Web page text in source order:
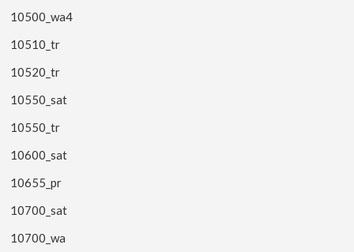
10500_wa4
10510_tr
10520_tr
10550_sat
10550_tr
10600_sat
10655_pr
10700_sat
10700_wa